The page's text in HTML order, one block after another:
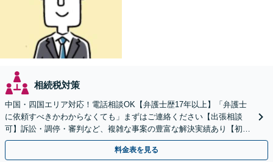
相続税対策
中国・四国エリア対応！電話相談OK【弁護士歴17年以上】「弁護士
に依頼すべきかわからなくても」まずはご連絡ください【出張相談
可】訴訟・調停・審判など、複雑な事案の豊富な解決実績あり【初回
相談無料】初回面談のみで解決できるケースもあります
料金表を見る